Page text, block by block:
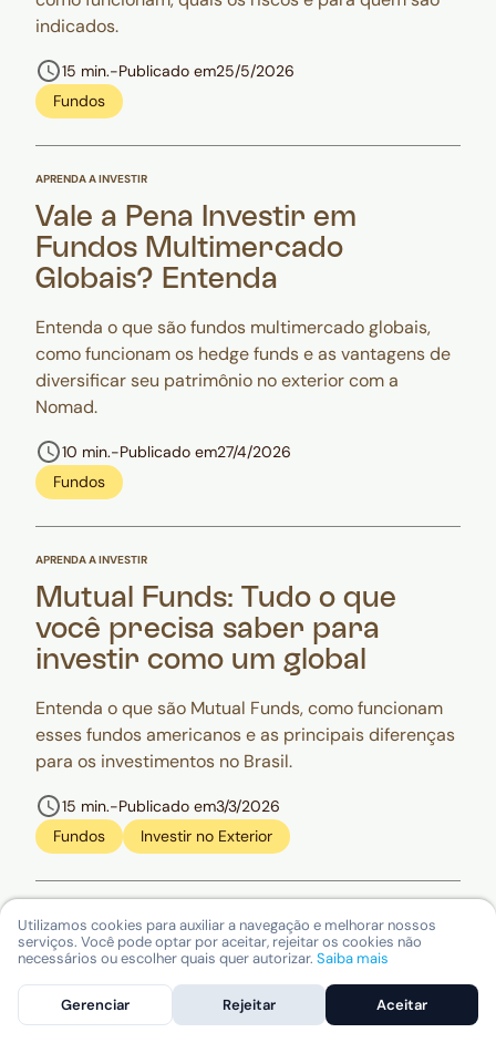
indicados.
15 min.-Publicado em25/5/2026
Fundos
APRENDA A INVESTIR
Vale a Pena Investir em
Fundos Multimercado
Globais? Entenda
Entenda o que são fundos multimercado globais,
como funcionam os hedge funds e as vantagens de
diversificar seu patrimônio no exterior com a
Nomad.
10 min.-Publicado em27/4/2026
Fundos
APRENDA A INVESTIR
Mutual Funds: Tudo o que
você precisa saber para
investir como um global
Entenda o que são Mutual Funds, como funcionam
esses fundos americanos e as principais diferenças
para os investimentos no Brasil.
15 min.-Publicado em3/3/2026
Fundos
Investir no Exterior
Por que investir no exterior?
8 motivos para dolarizar sua
carteira e acessar o mercado
Utilizamos cookies para auxiliar a navegação e melhorar nossos
serviços. Você pode optar por aceitar, rejeitar os cookies não
necessários ou escolher quais quer autorizar. Saiba mais
Gerenciar Rejeitar Aceitar